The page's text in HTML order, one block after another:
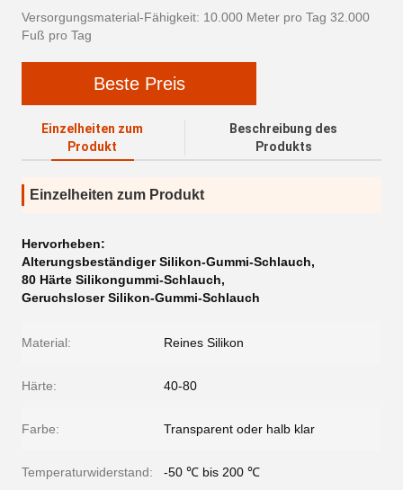
Versorgungsmaterial-Fähigkeit: 10.000 Meter pro Tag 32.000
Fuß pro Tag
Beste Preis
Einzelheiten zum
Produkt
Beschreibung des
Produkts
Einzelheiten zum Produkt
Hervorheben:
Alterungsbeständiger Silikon-Gummi-Schlauch,
80 Härte Silikongummi-Schlauch,
Geruchsloser Silikon-Gummi-Schlauch
Material: Reines Silikon
Härte: 40-80
Farbe: Transparent oder halb klar
Temperaturwiderstand: -50 ℃ bis 200 ℃